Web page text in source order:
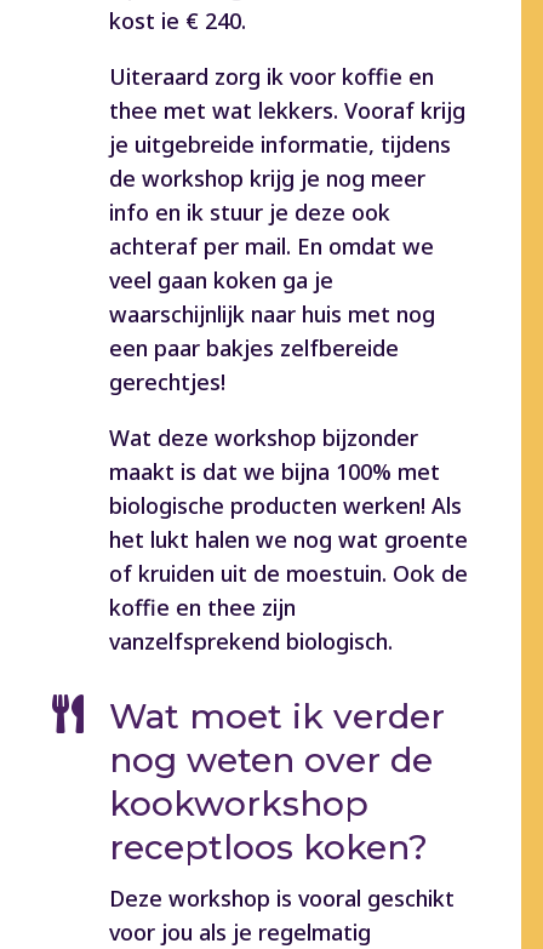
kost ie € 240.
Uiteraard zorg ik voor koffie en
thee met wat lekkers. Vooraf krijg
je uitgebreide informatie, tijdens
de workshop krijg je nog meer
info en ik stuur je deze ook
achteraf per mail. En omdat we
veel gaan koken ga je
waarschijnlijk naar huis met nog
een paar bakjes zelfbereide
gerechtjes!
Wat deze workshop bijzonder
maakt is dat we bijna 100% met
biologische producten werken! Als
het lukt halen we nog wat groente
of kruiden uit de moestuin. Ook de
koffie en thee zijn
vanzelfsprekend biologisch.

Wat moet ik verder
nog weten over de
kookworkshop
receptloos koken?
Deze workshop is vooral geschikt
voor jou als je regelmatig